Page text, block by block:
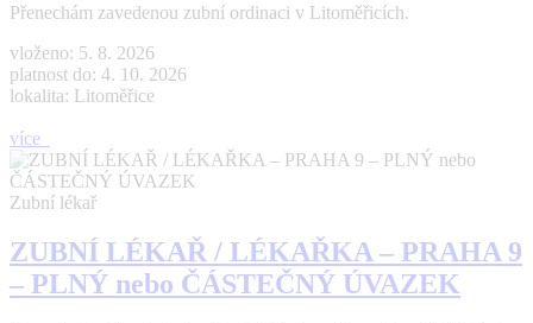
Přenechám zavedenou zubní ordinaci v Litoměřicích.
vloženo: 5. 8. 2026
platnost do: 4. 10. 2026
lokalita: Litoměřice
více
Zubní lékař
ZUBNÍ LÉKAŘ / LÉKAŘKA – PRAHA 9
– PLNÝ nebo ČÁSTEČNÝ ÚVAZEK